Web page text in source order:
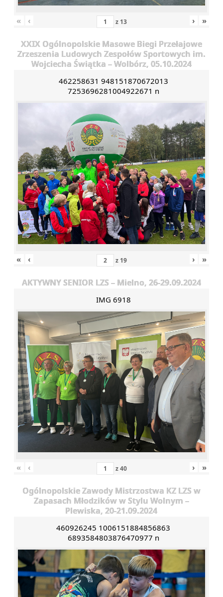
« ‹ z 13 › »
XXIX Ogólnopolskie Masowe Biegi Przełajowe
Zrzeszenia Ludowych Zespołów Sportowych im.
Wojciecha Świątka – Wolbórz, 05.10.2024
462258631 948151870672013
7253696281004922671 n
« ‹ z 19 › »
AKTYWNY SENIOR LZS – Mielno, 26-29.09.2024
IMG 6918
« ‹ z40 › »
Ogólnopolskie Zawody Mistrzostwa KZ LZS w
Zapasach Młodzików w Stylu Wolnym –
Plewiska, 20-21.09.2024
460926245 1006151884856863
6893584803876470977 n